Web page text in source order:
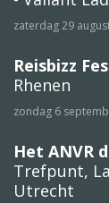
zaterdag 29
Reisbizz
Rhenen
zondag 6
Het ANVR
Trefpunt,
Utrecht